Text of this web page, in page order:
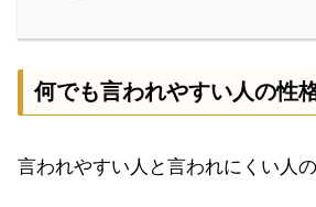
何でも言われやすい人の性
言われやすい人と言われにくい人